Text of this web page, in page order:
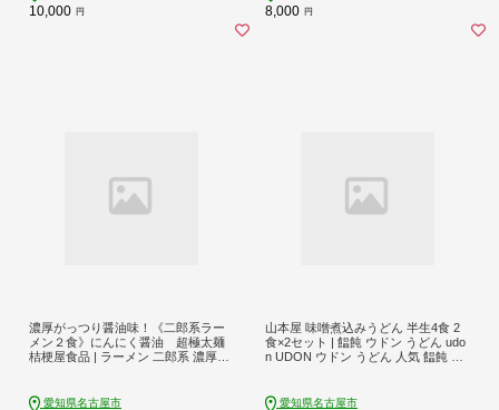
10,000 円 8,000 円
濃厚がっつり醤油味！《二郎系ラー
メン２食》にんにく醤油 超極太麺
桔梗屋食品 | ラーメン 二郎系 濃厚醤
ット 人気 おすすめ 送料無料
愛知県名古屋市
山本屋 味噌煮込みうどん 半生4食 2
食×2セット | 饂飩 ウドン うどん udo
n UDON ウドン うどん 人気 饂飩 愛
愛知県名古屋市